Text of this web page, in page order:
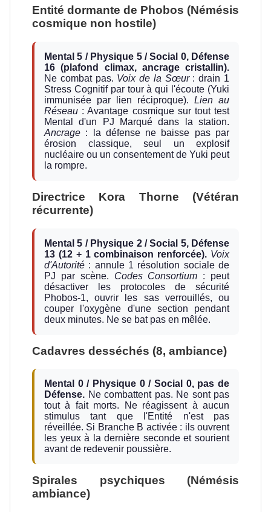
Entité dormante de Phobos (Némésis
cosmique non hostile)
Mental 5 / Physique 5 / Social 0, Défense
16 (plafond climax, ancrage cristallin).
Ne combat pas. Voix de la Sœur: drain 1
Stress Cognitif par tour à qui l'écoute (Yuki
immunisée par lien réciproque). Lien au
Réseau : Avantage cosmique sur tout test
Mental d'un PJ Marqué dans la station.
Ancrage : la défense ne baisse pas par
érosion classique, seul un explosif
nucléaire ou un consentement de Yuki peut
la rompre.
Directrice Kora Thorne (Vétéran
récurrente)
Mental 5 / Physique 2 / Social 5, Défense
13 (12 + 1 combinaison renforcée). Voix
d'Autorité : annule 1 résolution sociale de
PJ par scène. Codes Consortium : peut
désactiver les protocoles de sécurité
Phobos-1, ouvrir les sas verrouillés, ou
couper l'oxygène d'une section pendant
deux minutes. Ne se bat pas en mêlée.
Cadavres desséchés (8, ambiance)
Mental 0 / Physique 0 / Social 0, pas de
Défense. Ne combattent pas. Ne sont pas
tout à fait morts. Ne réagissent à aucun
stimulus tant que l'Entité n'est pas
réveillée. Si Branche B activée : ils ouvrent
les yeux à la dernière seconde et sourient
avant de redevenir poussière.
Spirales psychiques (Némésis
ambiance)